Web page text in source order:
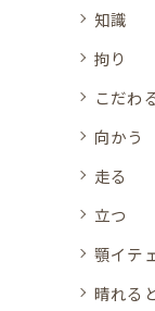
知識
拘り
こだわ
向かう
走る
立つ
顎イテ
晴れる